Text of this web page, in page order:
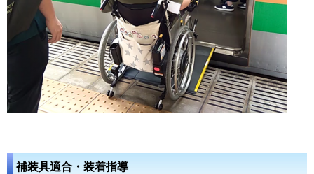
補装具適合・装着指導